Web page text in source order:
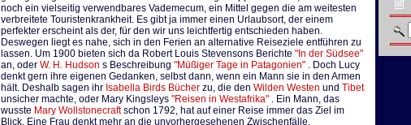
noch ein vielseitig verwendbares Vademecum, ein Mittel gegen die am weitesten
verbreitete Touristenkrankheit. Es gibt ja immer einen Urlaubsort, der einem
perfekter erscheint als der, für den wir uns leichtfertig entschieden haben.
Deswegen liegt es nahe, sich in den Ferien an alternative Reiseziele entführen zu
lassen. Um 1900 bieten sich da Robert Louis Stevensons Berichte "In der Südsee"
an, oder W. H. Hudson s Beschreibung "Müßiger Tage in Patagonien" . Doch Lucy
denkt gern ihre eigenen Gedanken, selbst dann, wenn ein Mann sie in den Armen
hält. Deshalb sagen ihr Isabella Birds Bücher zu, die den Wilden Westen und Tibet
unsicher machte, oder Mary Kingsleys "Reisen in Westafrika" . Ein Mann, das
wusste Mary Wollstonecraftschon 1792, hat auf einer Reise immer das Ziel im
Blick. Eine Frau denkt mehr an die unvorhergesehenen Zwischenfälle.